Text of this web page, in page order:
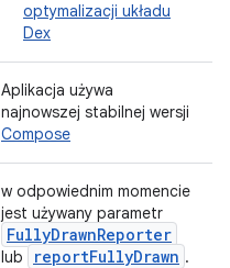
optymalizacji układu
Dex
Aplikacja używa
najnowszej stabilnej wersji
Compose
w odpowiednim momencie
jest używany parametr
FullyDrawnReporter
lub reportFullyDrawn .